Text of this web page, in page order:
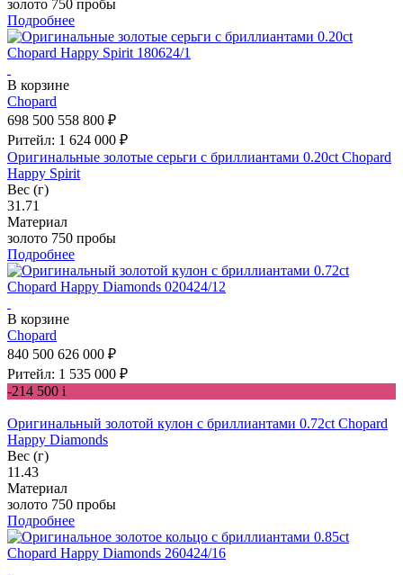
золото 750 пробы
Подробнее
В корзине
Chopard
698 500 558 800 ₽
Ритейл: 1 624 000 ₽
Оригинальные золотые серьги с бриллиантами 0.20ct Chopard
Happy Spirit
Вес (г)
31.71
Материал
золото 750 пробы
Подробнее
В корзине
Chopard
840 500 626 000 ₽
Ритейл: 1 535 000 ₽
-214 500 i
Оригинальный золотой кулон с бриллиантами 0.72ct Chopard
Happy Diamonds
Вес (г)
11.43
Материал
золото 750 пробы
Подробнее